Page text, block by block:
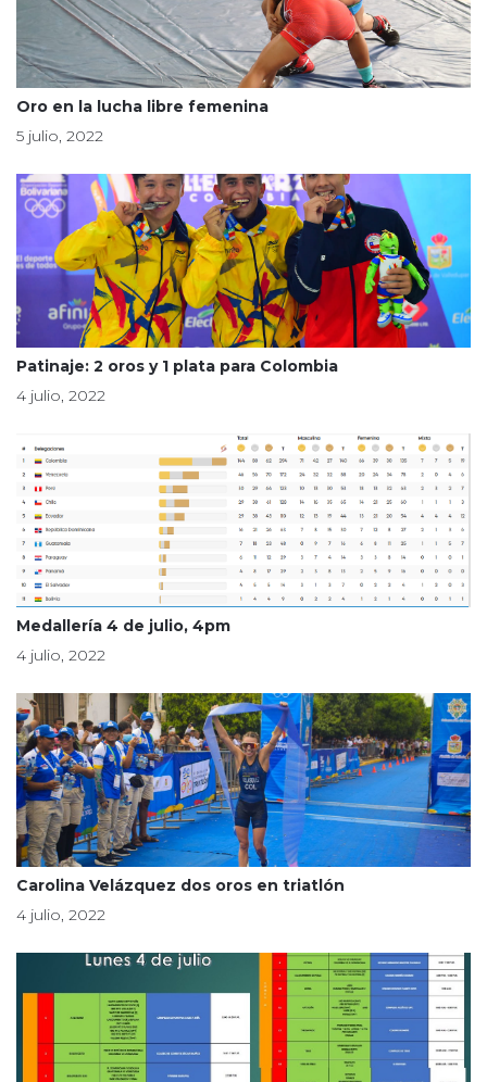
Oro en la lucha libre femenina
5 julio, 2022
Patinaje: 2 oros y 1 plata para Colombia
4 julio, 2022
Medallería 4 de julio, 4pm
4 julio, 2022
Carolina Velázquez dos oros en triatlón
4 julio, 2022